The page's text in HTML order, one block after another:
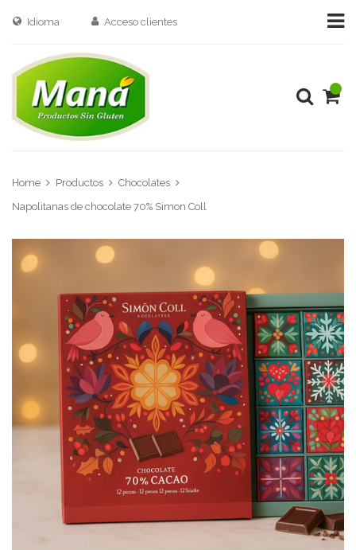
Idioma Acceso clientes
Home Productos
Chocolates
Napolitanas de chocolate 70% Simon Coll